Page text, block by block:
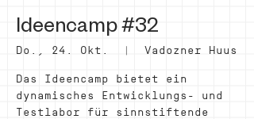
Ideencamp #32
Do., 24. Okt.
  |
Vadozner Huus
Das Ideencamp bietet ein
dynamisches Entwicklungs- und
Testlabor für sinnstiftende